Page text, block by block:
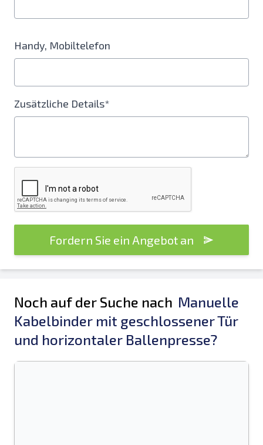
Handy, Mobiltelefon
Zusätzliche Details*
Fordern Sie ein Angebot an
Noch auf der Suche nach Manuelle
Kabelbinder mit geschlossener Tür
und horizontaler Ballenpresse?